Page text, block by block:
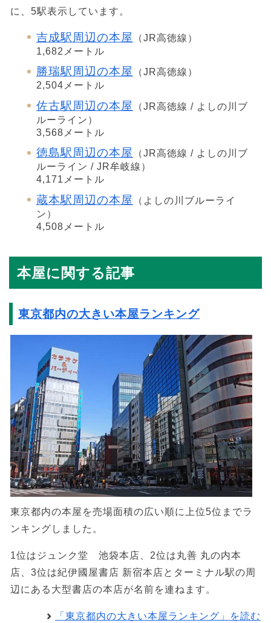
に、5駅表示しています。
吉成駅周辺の本屋
（JR高徳線）
1,682メートル
勝瑞駅周辺の本屋
（JR高徳線）
2,504メートル
佐古駅周辺の本屋
（JR高徳線 / よしの川ブ
ルーライン）
3,568メートル
徳島駅周辺の本屋
（JR高徳線 / よしの川ブ
ルーライン / JR牟岐線）
4,171メートル
蔵本駅周辺の本屋
（よしの川ブルーライ
ン）
4,508メートル
本屋に関する記事
東京都内の大きい本屋ランキング
東京都内の本屋を売場面積の広い順に上位5位までラ
ンキングしました。
1位はジュンク堂 池袋本店、2位は丸善 丸の内本
店、3位は紀伊國屋書店 新宿本店とターミナル駅の周
辺にある大型書店の本店が名前を連ねます。
「東京都内の大きい本屋ランキング」を読む